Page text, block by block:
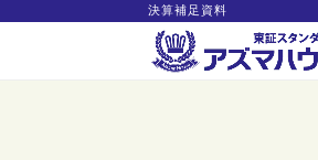
決算補足資料